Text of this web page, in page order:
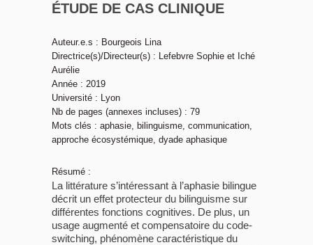
ÉTUDE DE CAS CLINIQUE
Auteur.e.s : Bourgeois Lina
Directrice(s)/Directeur(s) : Lefebvre Sophie et Iché
Aurélie
Année : 2019
Université : Lyon
Nb de pages (annexes incluses) : 79
Mots clés : aphasie, bilinguisme, communication,
approche écosystémique, dyade aphasique
Résumé :
La littérature s’intéressant à l’aphasie bilingue
décrit un effet protecteur du bilinguisme sur
différentes fonctions cognitives. De plus, un
usage augmenté et compensatoire du code-
switching, phénomène caractéristique du